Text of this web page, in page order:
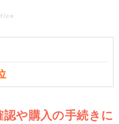
や購入の手続きに